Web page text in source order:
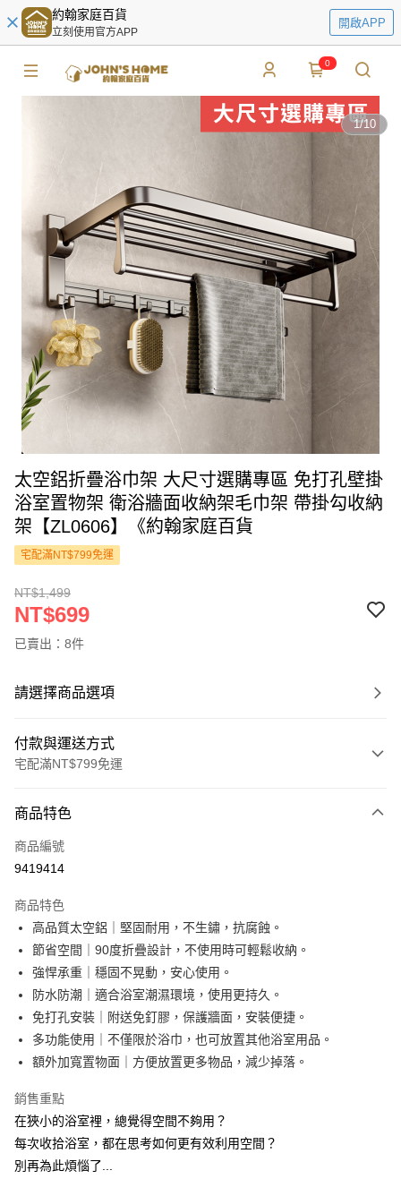
約翰家庭百貨
立刻使用官方APP
開啟APP
0
1/10
太空鋁折疊浴巾架 大尺寸選購專區 免打孔壁掛
浴室置物架 衛浴牆面收納架毛巾架 帶掛勾收納
架【ZL0606】《約翰家庭百貨
宅配滿NT$799免運
NT$1,499
NT$699
已賣出：8件
請選擇商品選項
付款與運送方式
宅配滿NT$799免運
信用卡一次付款
LINE Pay
街口支付
悠遊付
AFTEE先享後付
相關說明
【關於「AFTEE先享後付」】
AFTEE先享後付是「在收到商品之後才付款」的支付方式。 讓您購物簡單
便利好安心！
２．便利：只要手機號碼，簡訊認證，即可結帳。
３．安心：先確認商品／服務後，再付款。
【「AFTEE先享後付」結帳流程】
１．於結帳方式選擇「AFTEE先享後付」後，將跳轉至「AFTEE先享後付」
ATM付款
宅配
每筆NT$100，滿NT$799(含以上)免運費
離島宅配
商品特色
商品編號
9419414
商品特色
高品質太空鋁｜堅固耐用，不生鏽，抗腐蝕。
節省空間｜90度折疊設計，不使用時可輕鬆收納。
強悍承重｜穩固不晃動，安心使用。
防水防潮｜適合浴室潮濕環境，使用更持久。
免打孔安裝｜附送免釘膠，保護牆面，安裝便捷。
多功能使用｜不僅限於浴巾，也可放置其他浴室用品。
額外加寬置物面｜方便放置更多物品，減少掉落。
銷售重點
在狹小的浴室裡，總覺得空間不夠用？
每次收拾浴室，都在思考如何更有效利用空間？
別再為此煩惱了...